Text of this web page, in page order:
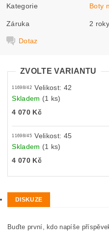
Kategorie Boty
Záruka 2 roky
Dotaz
ZVOLTE VARIANTU
11698/42 Velikost: 42
Skladem (1 ks)
4 070 Kč
11698/45 Velikost: 45
Skladem (1 ks)
4 070 Kč
DISKUZE
Buďte první, kdo napíše